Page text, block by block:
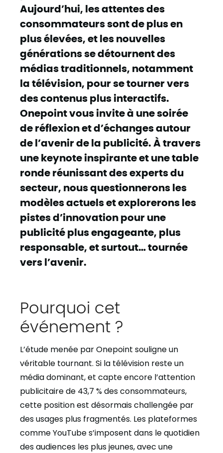
Aujourd’hui, les attentes des
consommateurs sont de plus en
plus élevées, et les nouvelles
générations se détournent des
médias traditionnels, notamment
la télévision, pour se tourner vers
des contenus plus interactifs.
Onepoint vous invite à une soirée
de réflexion et d’échanges autour
de l’avenir de la publicité. À travers
une keynote inspirante et une table
ronde réunissant des experts du
secteur, nous questionnerons les
modèles actuels et explorerons les
pistes d’innovation pour une
publicité plus engageante, plus
responsable, et surtout… tournée
vers l’avenir.
Pourquoi cet
événement ?
L’étude menée par Onepoint souligne un
véritable tournant. Si la télévision reste un
média dominant, et capte encore l’attention
publicitaire de 43,7 % des consommateurs,
cette position est désormais challengée par
des usages plus fragmentés. Les plateformes
comme YouTube s’imposent dans le quotidien
des audiences les plus jeunes, avec une